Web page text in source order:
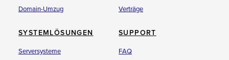
Domain-Umzug
Verträge
SYSTEMLÖSUNGEN
Serversysteme
SUPPORT
FAQ